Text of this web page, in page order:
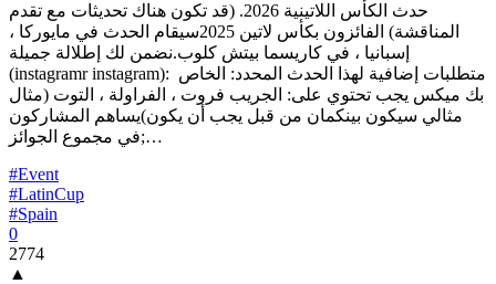
حدث الكأس اللاتينية 2026. (قد تكون هناك تحديثات مع تقدم
المناقشة) الفائزون بكأس لاتين 2025سيقام الحدث في مايوركا ،
إسبانيا ، في كاريسما بيتش كلوب.نضمن لك إطلالة جميلة
(instagramr instagram): متطلبات إضافية لهذا الحدث المحدد: الخاص
بك ميكس يجب تحتوي على: الجريب فروت ، الفراولة ، التوت (مثال
مثالي سيكون بينكمان من قبل يجب أن يكون)يساهم المشاركون
في مجموع الجوائز;…
#Event
#LatinCup
#Spain
0
2774
▲